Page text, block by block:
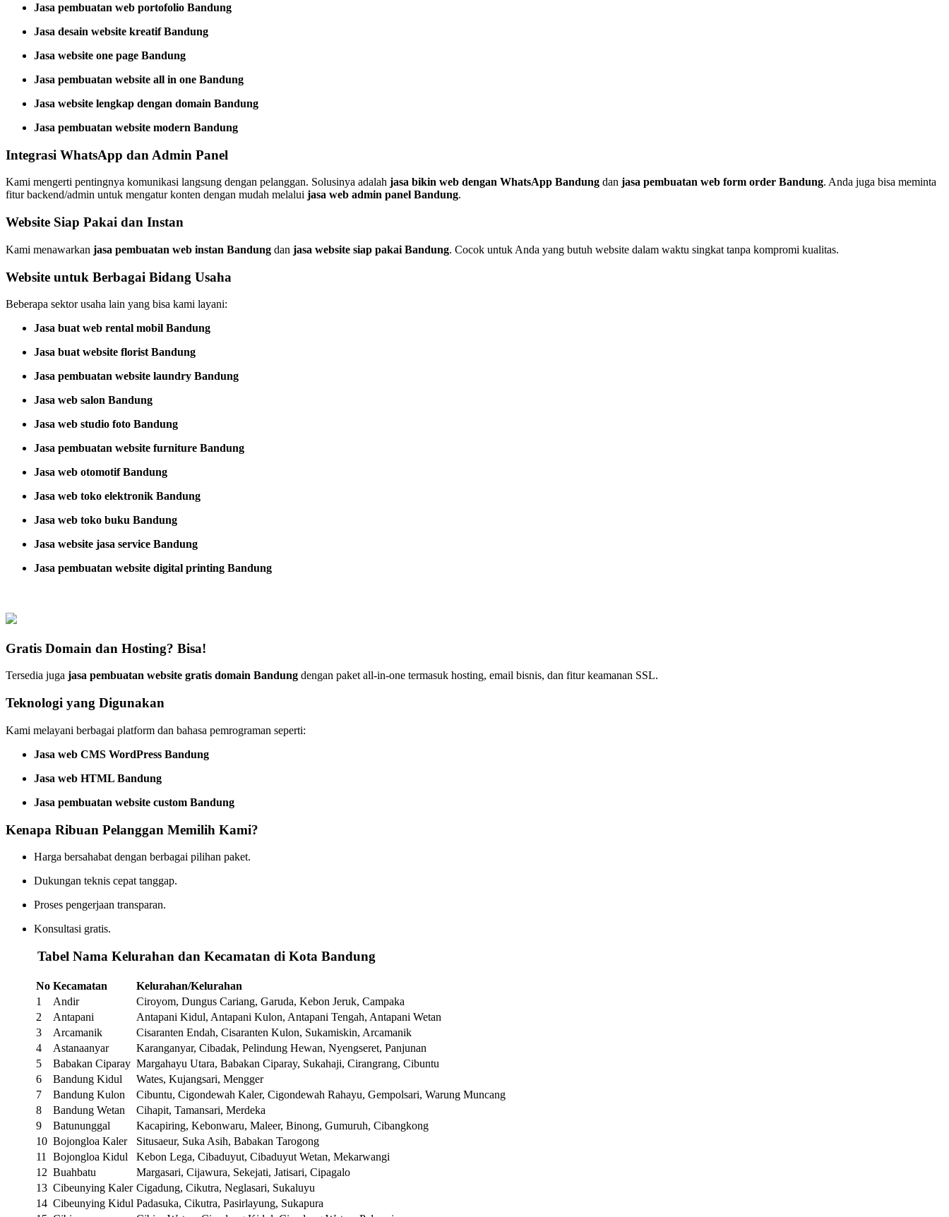
Jasa pembuatan web portofolio Bandung
Jasa desain website kreatif Bandung
Jasa website one page Bandung
Jasa pembuatan website all in one Bandung
Jasa website lengkap dengan domain Bandung
Jasa pembuatan website modern Bandung
Integrasi WhatsApp dan Admin Panel
Kami mengerti pentingnya komunikasi langsung dengan pelanggan. Solusinya adalah jasa bikin web dengan WhatsApp Bandung dan jasa pembuatan web form order Bandung. Anda juga bisa meminta
fitur backend/admin untuk mengatur konten dengan mudah melalui jasa web admin panel Bandung.
Website Siap Pakai dan Instan
Kami menawarkan jasa pembuatan web instan Bandung dan jasa website siap pakai Bandung. Cocok untuk Anda yang butuh website dalam waktu singkat tanpa kompromi kualitas.
Website untuk Berbagai Bidang Usaha
Beberapa sektor usaha lain yang bisa kami layani:
Jasa buat web rental mobil Bandung
Jasa buat website florist Bandung
Jasa pembuatan website laundry Bandung
Jasa web salon Bandung
Jasa web studio foto Bandung
Jasa pembuatan website furniture Bandung
Jasa web otomotif Bandung
Jasa web toko elektronik Bandung
Jasa web toko buku Bandung
Jasa website jasa service Bandung
Jasa pembuatan website digital printing Bandung
Gratis Domain dan Hosting? Bisa!
Tersedia juga jasa pembuatan website gratis domain Bandung dengan paket all-in-one termasuk hosting, email bisnis, dan fitur keamanan SSL.
Teknologi yang Digunakan
Kami melayani berbagai platform dan bahasa pemrograman seperti:
Jasa web CMS WordPress Bandung
Jasa web HTML Bandung
Jasa pembuatan website custom Bandung
Kenapa Ribuan Pelanggan Memilih Kami?
Harga bersahabat dengan berbagai pilihan paket.
Dukungan teknis cepat tanggap.
Proses pengerjaan transparan.
Konsultasi gratis.
Tabel Nama Kelurahan dan Kecamatan di Kota Bandung
No Kecamatan
Kelurahan/Kelurahan
1
Andir
Ciroyom, Dungus Cariang, Garuda, Kebon Jeruk, Campaka
2
Antapani
Antapani Kidul, Antapani Kulon, Antapani Tengah, Antapani Wetan
3
Arcamanik
Cisaranten Endah, Cisaranten Kulon, Sukamiskin, Arcamanik
4
Astanaanyar
Karanganyar, Cibadak, Pelindung Hewan, Nyengseret, Panjunan
5
Babakan Ciparay Margahayu Utara, Babakan Ciparay, Sukahaji, Cirangrang, Cibuntu
6
Bandung Kidul
Wates, Kujangsari, Mengger
7
Bandung Kulon
Cibuntu, Cigondewah Kaler, Cigondewah Rahayu, Gempolsari, Warung Muncang
8
Bandung Wetan
Cihapit, Tamansari, Merdeka
9
Batununggal
Kacapiring, Kebonwaru, Maleer, Binong, Gumuruh, Cibangkong
10 Bojongloa Kaler
Situsaeur, Suka Asih, Babakan Tarogong
11
Bojongloa Kidul
Kebon Lega, Cibaduyut, Cibaduyut Wetan, Mekarwangi
12 Buahbatu
Margasari, Cijawura, Sekejati, Jatisari, Cipagalo
13 Cibeunying Kaler Cigadung, Cikutra, Neglasari, Sukaluyu
14 Cibeunying Kidul Padasuka, Cikutra, Pasirlayung, Sukapura